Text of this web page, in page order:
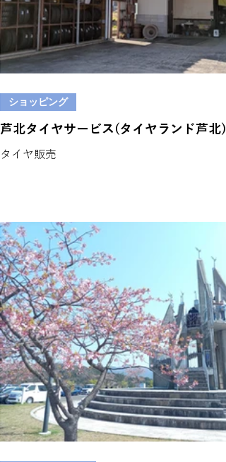
芦北タイヤサービス(タイヤランド芦北)
タイヤ販売
ショッピング